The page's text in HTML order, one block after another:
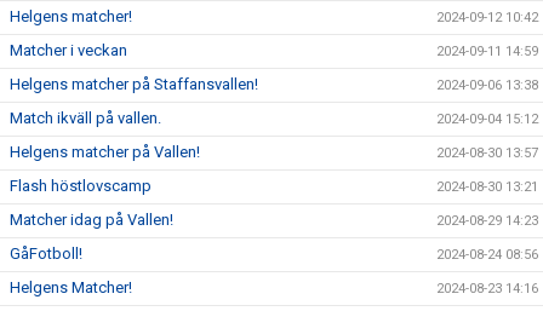
Helgens matcher! 2024-09-12 10:42
Matcher i veckan 2024-09-11 14:59
Helgens matcher på Staffansvallen! 2024-09-06 13:38
Match ikväll på vallen. 2024-09-04 15:12
Helgens matcher på Vallen! 2024-08-30 13:57
Flash höstlovscamp 2024-08-30 13:21
Matcher idag på Vallen! 2024-08-29 14:23
GåFotboll! 2024-08-24 08:56
Helgens Matcher! 2024-08-23 14:16